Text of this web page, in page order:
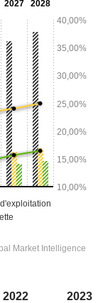
2022
2023